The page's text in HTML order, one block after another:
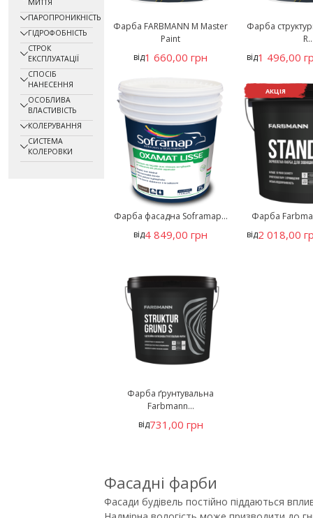
МИТТЯ
ПАРОПРОНИКНІСТЬ
ГІДРОФОБНІСТЬ
СТРОК
ЕКСПЛУАТАЦІЇ
СПОСІБ
НАНЕСЕННЯ
ОСОБЛИВА
ВЛАСТИВІСТЬ
КОЛЕРУВАННЯ
СИСТЕМА
КОЛЕРОВКИ
Фарба FARBMANN M Master
Paint
від1 660,00 грн
Фарба
від1 496,00
Фарба фасадна Soframap...
від4 849,00 грн
АКЦІЯ
Фарба
від2 018,00
Фарба ґрунтувальна
Farbmann...
від731,00 грн
Фасадні фарби
Фасади будівель постійно піддаються